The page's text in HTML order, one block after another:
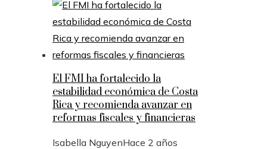
El FMI ha fortalecido la
estabilidad económica de Costa
Rica y recomienda avanzar en
reformas fiscales y financieras
Isabella NguyenHace 2 años